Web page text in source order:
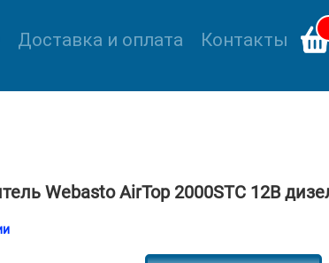
Доставка и оплата Контакты
Webasto AirTop 2000STC 12В